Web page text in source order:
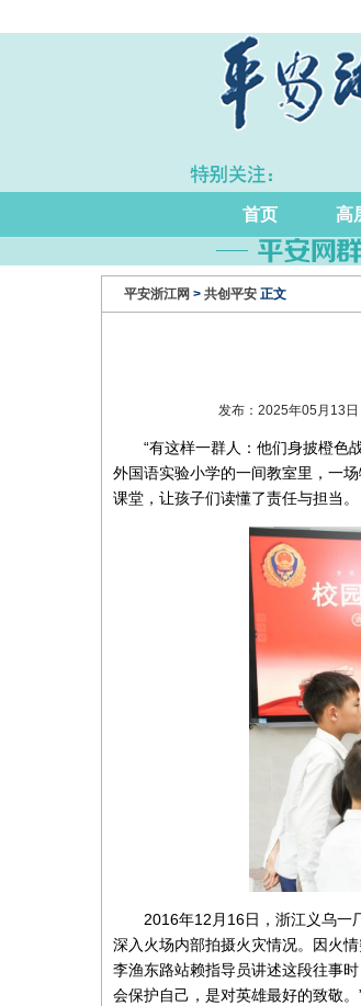
·浙江持续完善打击治理电诈工作体系
首页 高
平安浙江网 > 共创平安 正文
发布：2025年05月13
“有这样一群人：他们身披橙
外国语实验小学的一间教室里，一
课堂，让孩子们读懂了责任与担当。
2016年12月16日，浙江义乌一
深入火场内部拍摄火灾情况。因火
李渔东路站赖指导员讲述这段往事
会保护自己，是对英雄最好的致敬